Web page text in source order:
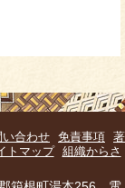
い合わせ 免責事項 著
トマップ
組織からさ